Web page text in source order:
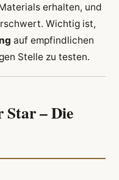
erhalten, und
Wichtig ist,
auf empfindlichen
Stelle zu testen.
Star – Die